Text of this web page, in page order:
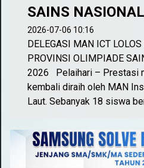
SAINS
2026-07-06 10:16
DELEGASI MAN ICT
PROVINSI OLIMPIADE
2026 Pelaihari – Prestasi
kembali diraih oleh MAN
Laut. Sebanyak 18 siswa